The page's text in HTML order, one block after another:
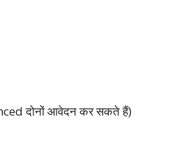
दोनों आवेदन कर सकते हैं)